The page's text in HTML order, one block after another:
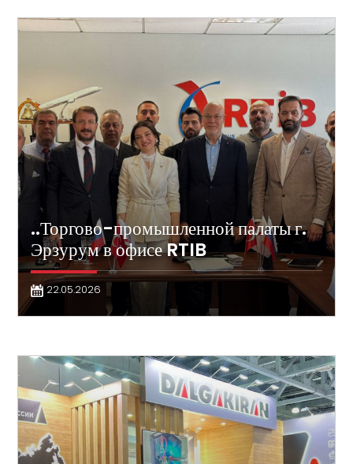
..Торгово-промышленной палаты г.
Эрзурум в офисе RTIB
22.05.2026